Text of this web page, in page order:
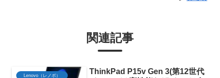
関連記事
Lenovo（レノボ）
ThinkPad P15v Gen 3(第12世代